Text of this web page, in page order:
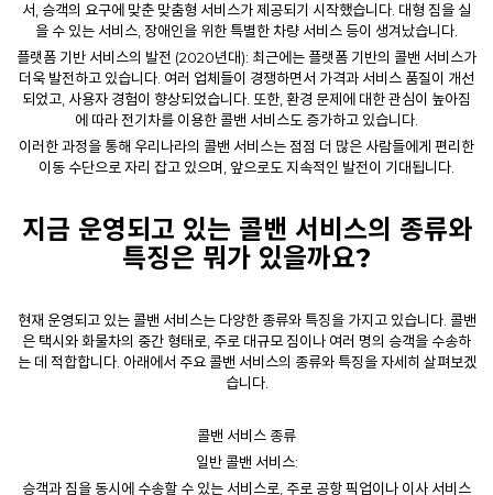
서, 승객의 요구에 맞춘 맞춤형 서비스가 제공되기 시작했습니다. 대형 짐을 실
을 수 있는 서비스, 장애인을 위한 특별한 차량 서비스 등이 생겨났습니다.
플랫폼 기반 서비스의 발전 (2020년대): 최근에는 플랫폼 기반의 콜밴 서비스가
더욱 발전하고 있습니다. 여러 업체들이 경쟁하면서 가격과 서비스 품질이 개선
되었고, 사용자 경험이 향상되었습니다. 또한, 환경 문제에 대한 관심이 높아짐
에 따라 전기차를 이용한 콜밴 서비스도 증가하고 있습니다.
이러한 과정을 통해 우리나라의 콜밴 서비스는 점점 더 많은 사람들에게 편리한
이동 수단으로 자리 잡고 있으며, 앞으로도 지속적인 발전이 기대됩니다.
지금 운영되고 있는 콜밴 서비스의 종류와
특징은 뭐가 있을까요?
현재 운영되고 있는 콜밴 서비스는 다양한 종류와 특징을 가지고 있습니다. 콜밴
은 택시와 화물차의 중간 형태로, 주로 대규모 짐이나 여러 명의 승객을 수송하
는 데 적합합니다. 아래에서 주요 콜밴 서비스의 종류와 특징을 자세히 살펴보겠
습니다.
콜밴 서비스 종류
일반 콜밴 서비스:
승객과 짐을 동시에 수송할 수 있는 서비스로, 주로 공항 픽업이나 이사 서비스